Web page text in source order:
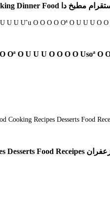
Oª O U U U O O O O Usoª O